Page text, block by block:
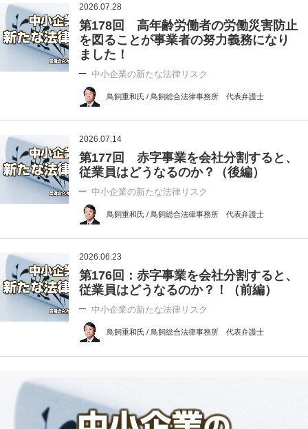
2026.07.28
第178回 高年齢労働者の労働災害防止
を図ることが事業者の努力義務になり
ました！
中小企業の新たな法律リスク
鳥飼重和氏 / 鳥飼総合法律事務所 代表弁護士
2026.07.14
第177回 赤字事業を会社分割すると、
従業員はどうなるのか？（後編）
中小企業の新たな法律リスク
鳥飼重和氏 / 鳥飼総合法律事務所 代表弁護士
2026.06.23
第176回：赤字事業を会社分割すると、
従業員はどうなるのか？！（前編）
中小企業の新たな法律リスク
鳥飼重和氏 / 鳥飼総合法律事務所 代表弁護士